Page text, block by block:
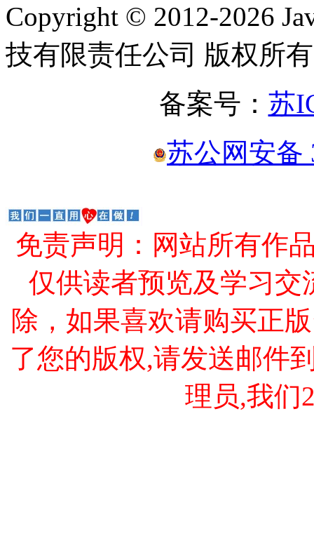
Copyright © 2012-2026
技有限责任公司 版权所有
备案号： 苏
苏公网安备
免责声明：网站所有作
仅供读者预览及学习交
除，如果喜欢请购买正
了您的版权,请发送邮件
理员,我们